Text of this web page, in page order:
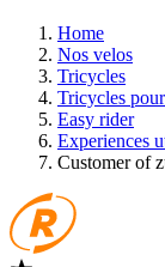
Home
Nos velos
Tricycles
Tricycles
Easy rider
Experiences
Customer of